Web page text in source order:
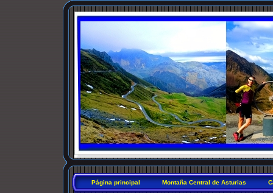
Página principal Montaña Central de Asturias